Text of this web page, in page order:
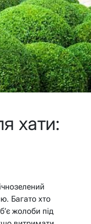
хати:
Багато хто
жолоби під